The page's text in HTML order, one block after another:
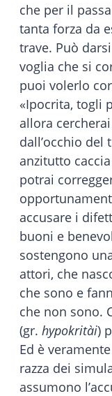
che per il
tanta forza da
trave. Può
voglia che si
puoi volerlo
«Ipocrita, togli
allora
dall’occhio del
anzitutto
potrai
accusare i
buoni e
sostengono
attori, che
che sono e
che non sono.
(gr. hypokritài)
Ed è
razza dei
assumono